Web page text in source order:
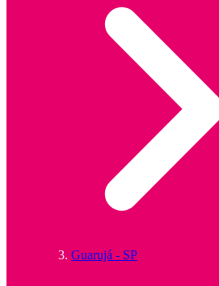
Guarujá - SP